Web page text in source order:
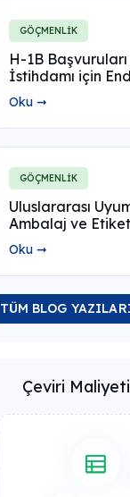
GÖÇMENLİK
H-1B
İstihdamı için
Oku ➞
GÖÇMENLİK
Uluslararası
Ambalaj ve
Oku ➞
TÜM BLOG
Çeviri Maliyeti